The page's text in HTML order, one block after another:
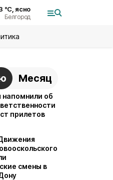
°С, ясно
Белгород
Месяц
напомнили об
прилетов
смены в